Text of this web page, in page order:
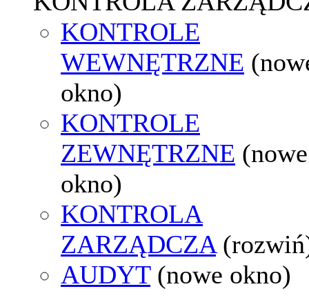
KONTROLE
WEWNĘTRZNE
okno)
KONTROLE
ZEWNĘTRZNE (nowe
okno)
KONTROLA
ZARZĄDCZA
AUDYT (nowe okno)